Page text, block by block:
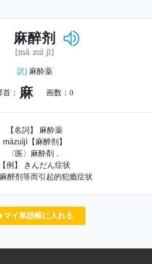
麻醉剂
[má zuì jì]
訳)麻酔薬
首： 麻 画数： 0
【名詞】 麻酔薬
mázuìjì【麻醉剂】
〈医〉麻酔剤．
【例】 きんだん症状
醉剂等而引起的犯瘾症状
イ単語帳に入れる